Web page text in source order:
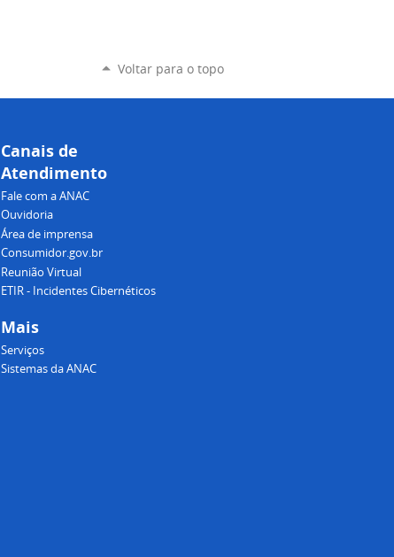
Voltar para o topo
Canais de
Atendimento
Fale com a ANAC
Ouvidoria
Área de imprensa
Consumidor.gov.br
Reunião Virtual
ETIR - Incidentes Cibernéticos
Mais
Serviços
Sistemas da ANAC